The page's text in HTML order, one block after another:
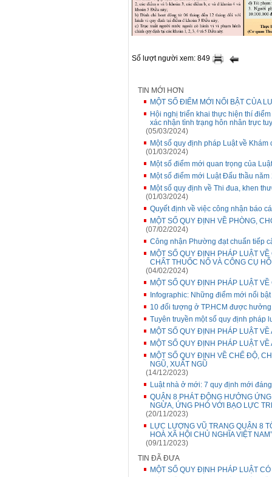
Số lượt người xem: 849
TIN MỚI HƠN
MỘT SỐ ĐIỂM MỚI NỔI BẬT CỦA
Hội nghị triển khai thực hiện thí
xác nhận tình trạng hôn nhân trực
(05/03/2024)
Một số quy định pháp Luật về
(01/03/2024)
Một số điểm mới quan trọng của
Một số điểm mới Luật Đấu thầu năm
Một số quy định về Thi đua, khen
(01/03/2024)
Quyết định về việc công nhận báo
MỘT SỐ QUY ĐỊNH VỀ PHÒNG,
(07/02/2024)
Công nhận Phường đạt chuẩn tiếp
MỘT SỐ QUY ĐỊNH PHÁP LUẬT
CHẤT THUỐC NỔ VÀ CÔNG CỤ
(04/02/2024)
MỘT SỐ QUY ĐỊNH PHÁP LUẬT
Infographic: Những điểm mới nổi
10 đối tượng ở TP.HCM được
Tuyên truyền một số quy định pháp
MỘT SỐ QUY ĐỊNH PHÁP LUẬT
MỘT SỐ QUY ĐỊNH PHÁP LUẬT
MỘT SỐ QUY ĐỊNH VỀ CHẾ ĐỘ,
NGŨ, XUẤT NGŨ
(14/12/2023)
Luật nhà ở mới: 7 quy định mới
QUẬN 8 PHÁT ĐỘNG HƯỞNG
NGỪA, ỨNG PHÓ VỚI BẠO LỰC
(20/11/2023)
LỰC LƯỢNG VŨ TRANG QUẬN 8
HOÀ XÃ HỘI CHỦ NGHĨA VIỆT NAM”
(09/11/2023)
TIN ĐÃ ĐƯA
MỘT SỐ QUY ĐỊNH PHÁP LUẬT